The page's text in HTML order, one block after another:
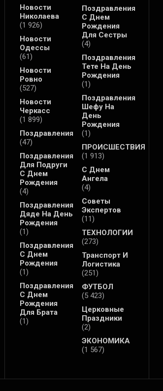
Новости
Николаева
(1 926)
Новости
Одессы
(61)
Новости
Ровно
(527)
Новости
Черкасс
(1 899)
Поздравления
(47)
Поздравления
Для Подруги
С Днем
Рождения
(4)
Поздравления
Дяде На День
Рождения
(1)
Поздравления
С Днем
Рождения
(1)
Поздравления
С Днем
Рождения
Для Брата
(1)
Поздравления
С Днем
Рождения
Для Сестры
(4)
Поздравления
Тете На День
Рождения
(1)
Поздравления
Шефу На
День
Рождения
(1)
ПРОИСШЕСТВИЯ
(1 913)
С Днем
Ангела
(4)
Советы
Экспертов
(11)
ТЕХНОЛОГИИ
(273)
Транспорт И
Логистика
(251)
ФУТБОЛ
(5 423)
Церковные
Праздники
(2)
ЭКОНОМИКА
(1 567)